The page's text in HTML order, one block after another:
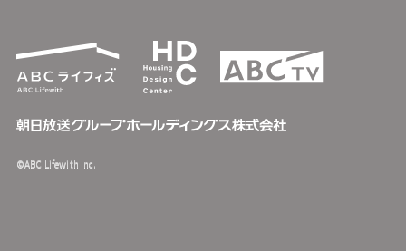
©ABC Lifewith Inc.